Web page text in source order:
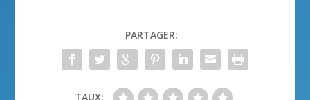
PARTAGER:
TAUX: